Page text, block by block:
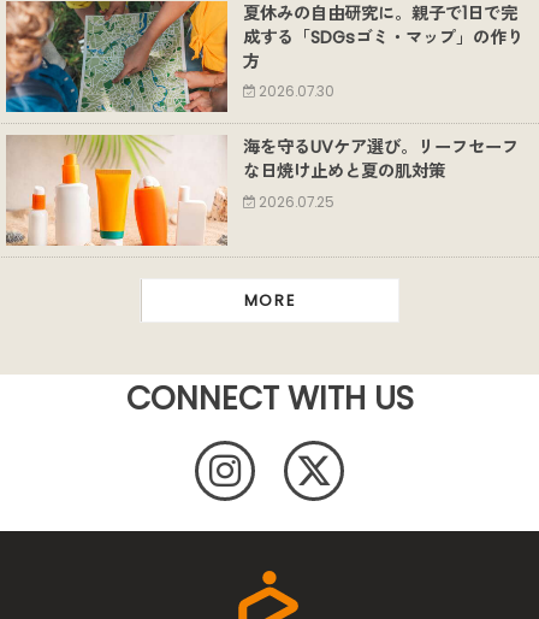
夏休みの自由研究に。親子で1日で完
成する「SDGsゴミ・マップ」の作り
方
2026.07.30
海を守るUVケア選び。リーフセーフ
な日焼け止めと夏の肌対策
2026.07.25
MORE
CONNECT WITH US